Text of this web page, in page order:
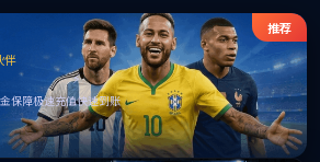
萄网(中国)有限公司